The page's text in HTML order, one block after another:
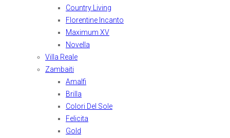
Country Living
Florentine Incanto
Maximum XV
Novella
Villa Reale
Zambaiti
Amalfi
Brilla
Colori Del Sole
Felicita
Gold